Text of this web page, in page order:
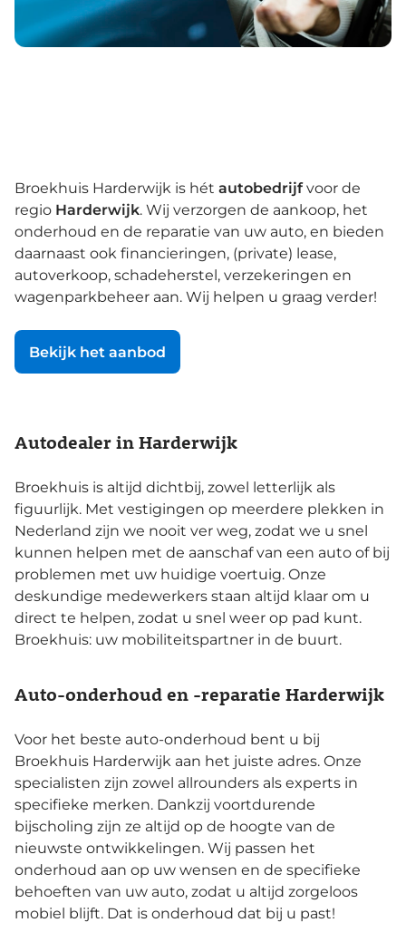
Broekhuis Harderwijk is hét autobedrijfvoor de
regio Harderwijk. Wij verzorgen de aankoop, het
onderhoud en de reparatie van uw auto, en bieden
daarnaast ook financieringen, (private) lease,
autoverkoop, schadeherstel, verzekeringen en
wagenparkbeheer aan. Wij helpen u graag verder!
Bekijk het aanbod
Autodealer in Harderwijk
Broekhuis is altijd dichtbij, zowel letterlijk als
figuurlijk. Met vestigingen op meerdere plekken in
Nederland zijn we nooit ver weg, zodat we u snel
kunnen helpen met de aanschaf van een auto of bij
problemen met uw huidige voertuig. Onze
deskundige medewerkers staan altijd klaar om u
direct te helpen, zodat u snel weer op pad kunt.
Broekhuis: uw mobiliteitspartner in de buurt.
Auto-onderhoud en -reparatie Harderwijk
Voor het beste auto-onderhoud bent u bij
Broekhuis Harderwijk aan het juiste adres. Onze
specialisten zijn zowel allrounders als experts in
specifieke merken. Dankzij voortdurende
bijscholing zijn ze altijd op de hoogte van de
nieuwste ontwikkelingen. Wij passen het
onderhoud aan op uw wensen en de specifieke
behoeften van uw auto, zodat u altijd zorgeloos
mobiel blijft. Dat is onderhoud dat bij u past!